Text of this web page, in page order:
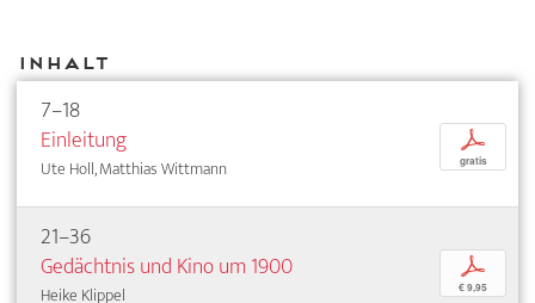
Inhalt
7–18
Einleitung
Ute Holl, Matthias Wittmann
p
gratis
21–36
Gedächtnis und Kino um 1900
Heike Klippel
p
€ 9,95